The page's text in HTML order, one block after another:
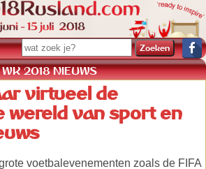
WK 2018 NIEUWS
virtueel de
wereld van sport en
voetbalevenementen zoals de FIFA